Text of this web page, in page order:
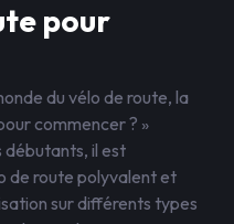
pour
du vélo de route, la
commencer ? »
débutants, il est
de route polyvalent et
sur différents types